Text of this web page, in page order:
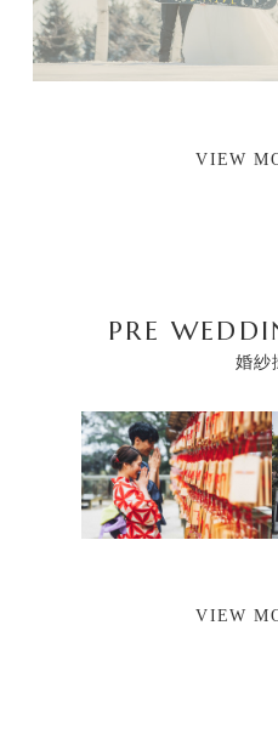
VIEW
PRE
婚紗
VIEW